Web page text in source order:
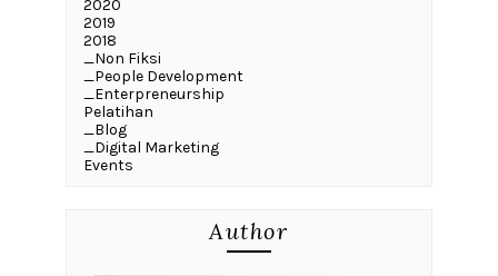
2020
2019
2018
_Non Fiksi
_People Development
_Enterpreneurship
Pelatihan
_Blog
_Digital Marketing
Events
Author